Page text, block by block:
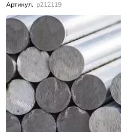
Артикул. p212119